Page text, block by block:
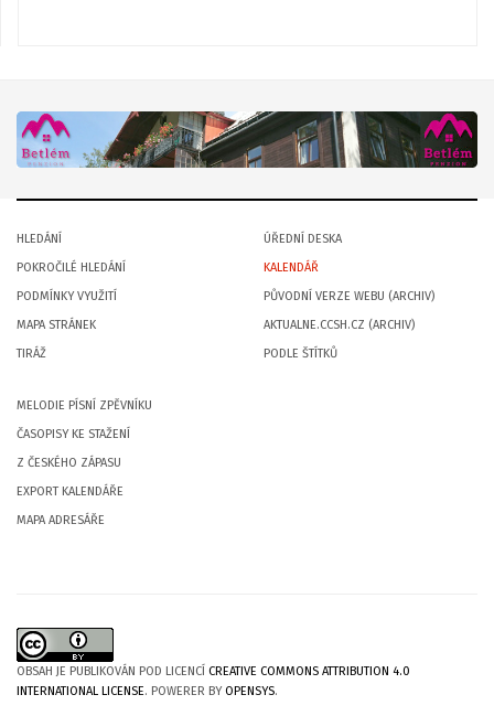
HLEDÁNÍ
POKROČILÉ HLEDÁNÍ
PODMÍNKY VYUŽITÍ
MAPA STRÁNEK
TIRÁŽ
ÚŘEDNÍ DESKA
KALENDÁŘ
PŮVODNÍ VERZE WEBU (ARCHIV)
AKTUALNE.CCSH.CZ (ARCHIV)
PODLE ŠTÍTKŮ
MELODIE PÍSNÍ ZPĚVNÍKU
ČASOPISY KE STAŽENÍ
Z ČESKÉHO ZÁPASU
EXPORT KALENDÁŘE
MAPA ADRESÁŘE
OBSAH JE PUBLIKOVÁN POD LICENCÍ CREATIVE COMMONS ATTRIBUTION 4.0
INTERNATIONAL LICENSE. POWERER BYOPENSYS.